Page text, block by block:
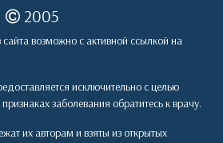
2005
возможно с активной ссылкой на
исключительно с целью
заболевания обратитесь к врачу.
их авторам и взяты из открытых